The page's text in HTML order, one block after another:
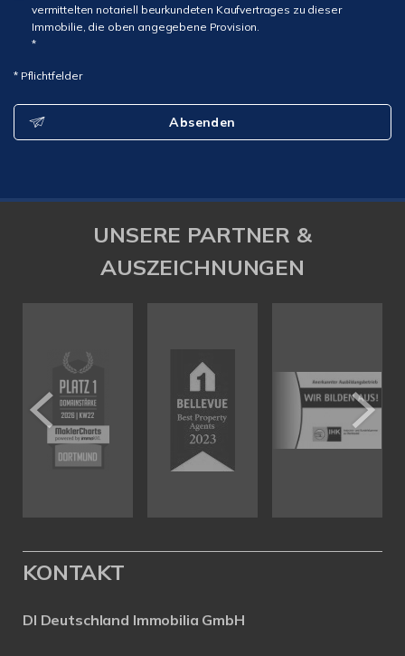
vermittelten notariell beurkundeten Kaufvertrages zu dieser
Immobilie, die oben angegebene Provision.
*
* Pflichtfelder
Absenden
UNSERE PARTNER &
AUSZEICHNUNGEN
KONTAKT
DI Deutschland Immobilia GmbH